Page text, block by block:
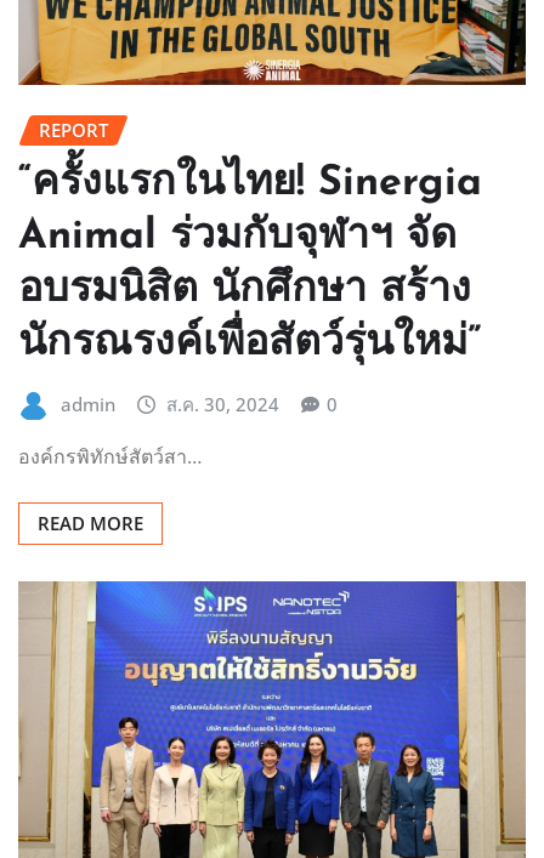
REPORT
“ครั้งแรกในไทย! Sinergia
Animal ร่วมกับจุฬาฯ จัด
อบรมนิสิต นักศึกษา สร้าง
นักรณรงค์เพื่อสัตว์รุ่นใหม่”
admin ส.ค. 30, 2024 0
องค์กรพิทักษ์สัตว์สา…
READ MORE